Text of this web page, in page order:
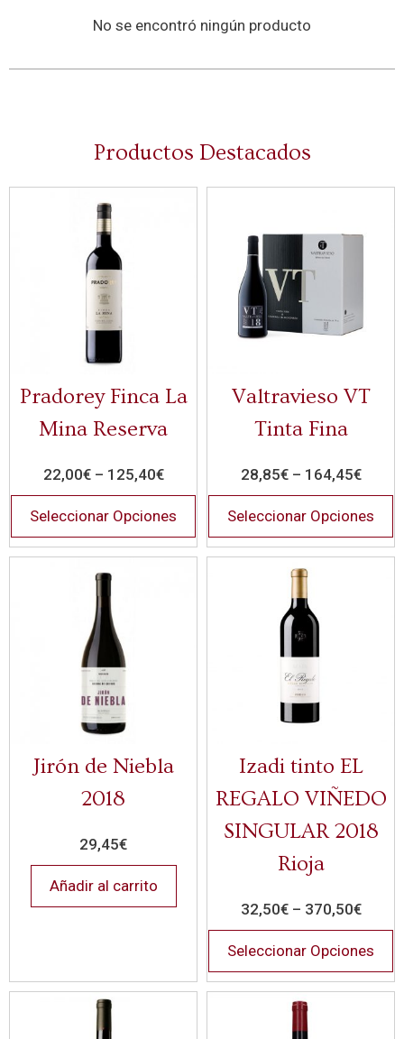
No se encontró ningún producto
Productos Destacados
Pradorey Finca La
Mina Reserva
22,00€– 125,40€
Seleccionar Opciones
Valtravieso VT
Tinta Fina
28,85€– 164,45€
Seleccionar Opciones
Jirón de Niebla
2018
29,45€
Añadir al carrito
Izadi tinto EL
REGALO VIÑEDO
SINGULAR 2018
Rioja
32,50€– 370,50€
Seleccionar Opciones